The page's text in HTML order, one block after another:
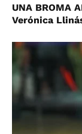
UNA BROMA
Verónica